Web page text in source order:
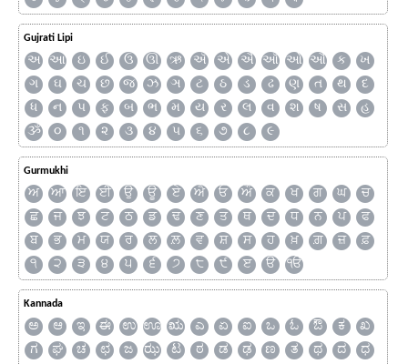
Gujrati Lipi
અ આ ઇ ઈ ઉ ઊ ઋ ઍ એ ઐ ઑ ઓ ઔ ક
ખ
ગ
ઘ ચ છ જ ઝ ઞ ટ ઠ ડ ઢ ણ ત થ
દ
ધ
ન પ ફ બ ભ મ ય ર લ વ શ ષ સ
હ
ૐ
૦ ૧ ૨ ૩ ૪ ૫ ૬ ૭ ૮ ૯
Gurmukhi
ਅ ਆ ਇ ਈ ਉ ਊ ਏ ਐ ਓ ਔ ਕ ਖ ਗ ਘ
ਚ
ਛ
ਜ ਝ ਟ ਠ ਡ ਢ ਣ ਤ ਥ ਦ ਧ ਨ ਪ
ਫ
ਬ
ਭ ਮ ਯ ਰ ਲ ਲ਼ ਵ ਸ਼ ਸ ਹ ਖ਼ ਗ਼ ਜ਼
ਫ਼
੧
੨ ੩ ੪ ੫ ੬ ੭ ੮ ੯ ੲ ੳ ੴ
Kannada
ಅ ಆ ಇ ಈ ಉ ಊ ಋ ಎ ಏ ಐ ಒ ಓ ಔ ಕ
ಖ
ಗ
ಘ ಚ ಛ ಜ ಝ ಟ ಠ ಡ ಢ ಣ ತ ಥ ದ
ಧ